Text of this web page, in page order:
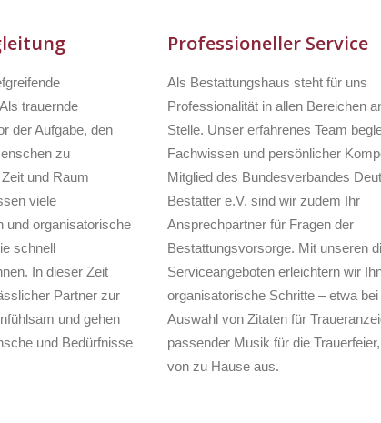
trauernde
der Aufgabe, den
zu
und Raum
viele
und organisatorische
schnell
In dieser Zeit
Partner zur
und gehen
und Bedürfnisse
Professioneller Service
Als Bestattungshaus steht für uns
Professionalität in allen Bereichen
Stelle. Unser erfahrenes Team
Fachwissen und persönlicher
Mitglied des Bundesverbandes
Bestatter e.V. sind wir zudem Ihr
Ansprechpartner für Fragen der
Bestattungsvorsorge. Mit unseren
Serviceangeboten erleichtern wir
organisatorische Schritte – etwa bei
Auswahl von Zitaten für
passender Musik für die
von zu Hause aus.